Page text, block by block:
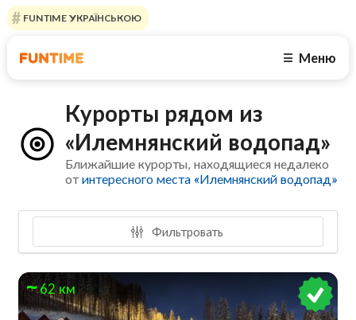
FUNTIME УКРАЇНСЬКОЮ
☰ Меню
Курорты рядом из
«Илемнянский водопад»
Ближайшие курорты, находящиеся недалеко
отинтересного места «Илемнянский водопад»
Фильтровать
62 км